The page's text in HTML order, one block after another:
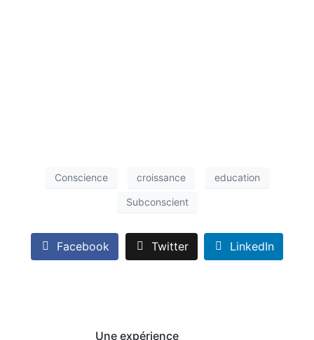
Conscience croissance education
Subconscient
Facebook Twitter LinkedIn
Une expérience